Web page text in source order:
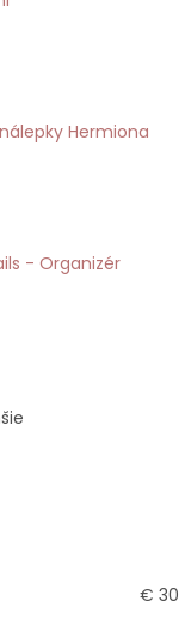
Hermiona
- Organizér
€ 30